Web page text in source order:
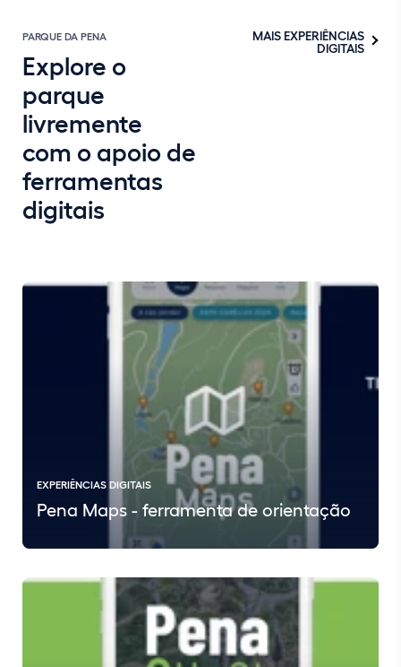
PARQUE DA PENA
Explore o
parque
livremente
com o apoio de
ferramentas
digitais
MAIS EXPERIÊNCIAS
DIGITAIS
EXPERIÊNCIAS DIGITAIS
Pena Maps - ferramenta de orientação